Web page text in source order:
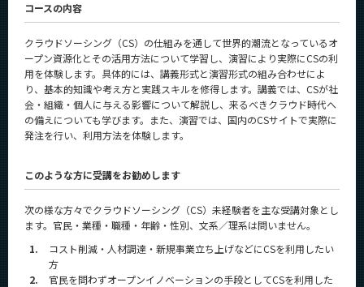
コースの内容
クラウドソーシング（CS）の仕組みを通して世界的潮流となっているオ
ープン資源化とその活用方法について学習し、演習により実際にCSの利
用を体験します。具体的には、講義形式と演習形式の組み合わせによ
り、基本的知識や考え方と実践スキルを修得します。講義では、CSが社
会・組織・個人に与える影響について解説し、来るべきクラウド時代へ
の備えについても学びます。また、演習では、国内のCSサイトで実際に
発注を行い、利用方法を体験します。
このような方に受講をお勧めします
次の様な方々でクラウドソーシング（CS）未経験者を主な受講対象とし
ます。官民・業種・職種・年齢・性別、文系／理系は問いません。
1.
コスト削減・人材調達・新規事業立ち上げなどにCSを利用したい
方
2.
官民を問わずオープンイノベーションの手段としてCSを利用した